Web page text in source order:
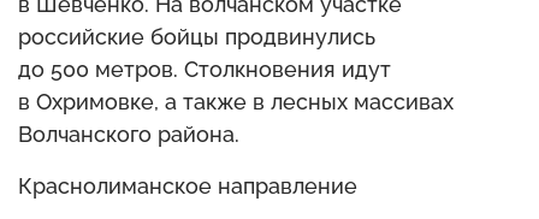
российские бойцы продвинулись
до 500 метров. Столкновения идут
в Охримовке, а также в лесных массивах
Волчанского района.
Краснолиманское направление